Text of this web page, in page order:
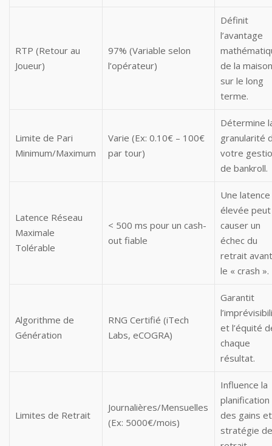
RTP (Retour au
Joueur)
97% (Variable selon
l’opérateur)
Définit
l’avantage
de la
sur le long
terme.
Limite de Pari
Minimum/Maximum
Varie (Ex: 0.10€ – 100€
par tour)
Détermine
granularité
votre
de bankroll.
Latence Réseau
Maximale
Tolérable
< 500 ms pour un cash-
out fiable
Une latence
élevée peut
causer un
échec du
retrait
le « crash ».
Algorithme de
Génération
RNG Certifié (iTech
Labs, eCOGRA)
Garantit
et l’équité
chaque
résultat.
Limites de Retrait
Journalières/Mensuelles
(Ex: 5000€/mois)
Influence la
planification
des gains
stratégie